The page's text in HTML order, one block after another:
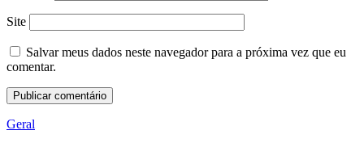
Site
Salvar meus dados neste navegador para a próxima vez que eu
comentar.
Geral